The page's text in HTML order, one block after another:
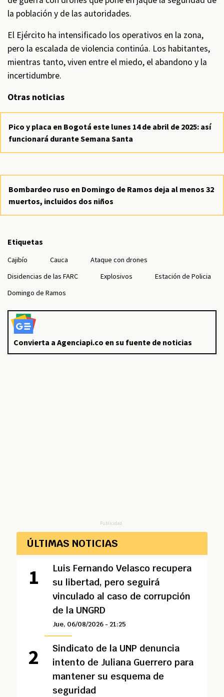
la población y de las autoridades.
El Ejército ha intensificado los operativos en la zona,
pero la escalada de violencia continúa. Los habitantes,
mientras tanto, viven entre el miedo, el abandono y la
incertidumbre.
Otras noticias
Pico y placa en Bogotá este lunes 14 de abril de 2025: así
funcionará durante Semana Santa
Bombardeo ruso en Domingo de Ramos deja al menos 32
muertos, incluidos dos niños
Etiquetas
Cajibío Cauca
Ataque con drones
Disidencias de las FARC
Explosivos
Estación de Policia
Domingo de Ramos
Convierta a Agenciapi.co en su fuente de noticias
Publicidad
ÚLTIMAS NOTICIAS
Luis Fernando Velasco recupera
su libertad, pero seguirá
vinculado al caso de corrupción
de la UNGRD
Jue, 06/08/2026 - 21:25
Sindicato de la UNP denuncia
intento de Juliana Guerrero para
mantener su esquema de
seguridad